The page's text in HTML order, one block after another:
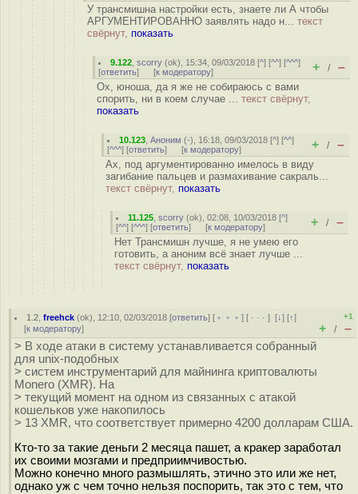
У трансмишна настройки есть, знаете ли А чтобы
АРГУМЕНТИРОВАННО заявлять надо н... текст
свёрнут, показать
9.122 ,scorry (ok), 15:34, 09/03/2018 [^] [^^] [^^^]
[ответить] [к модератору] + / –
Ох, юноша, да я же не собираюсь с вами
спорить, ни в коем случае ... текст свёрнут,
показать
10.123 ,Аноним (-), 16:18, 09/03/2018 [^] [^^]
[^^^] [ответить] [к модератору] + / –
Ах, под аргументированно имелось в виду
загибание пальцев и размахивание сакраль...
текст свёрнут, показать
11.125 ,scorry (ok), 02:08, 10/03/2018 [^]
[^^] [^^^] [ответить] [к модератору] + / –
Нет Трансмишн лучше, я не умею его
готовить, а аноним всё знает лучше ...
текст свёрнут, показать
1.2 ,freehck (ok), 12:10, 02/03/2018 [ответить] [ ﹢﹢﹢] [ · · ·][↓] [↑]
[к модератору]
+1
+ / –
> В ходе атаки в систему устанавливается собранный
для unix-подобных
> систем инструментарий для майнинга криптовалюты
Monero (XMR). На
> текущий момент на одном из связанных с атакой
кошельков уже накопилось
> 13 XMR, что соответствует примерно 4200 долларам США.
Кто-то за такие деньги 2 месяца пашет, а кракер заработал
их своими мозгами и предприимчивостью.
Можно конечно много размышлять, этично это или же нет,
однако уж с чем точно нельзя поспорить, так это с тем, что